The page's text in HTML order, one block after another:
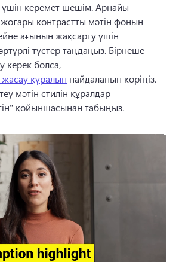
үшін керемет шешім. Арнайы
жоғары контрастты мәтін фонын
ағынын жақсарту үшін
түстер таңдаңыз. Бірнеше
керек болса,
құралын пайдаланып көріңіз.
мәтін стилін құралдар
қойыншасынан табыңыз.